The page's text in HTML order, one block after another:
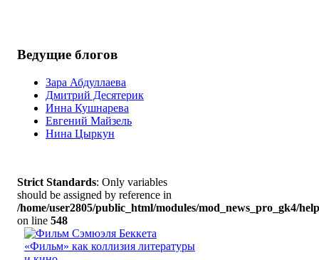
Ведущие блогов
Зара Абдуллаева
Дмитрий Десятерик
Инна Кушнарева
Евгений Майзель
Нина Цыркун
Strict Standards: Only variables
should be assigned by reference in
/home/user2805/public_html/modules/mod_news_pro_gk4/
on line 548